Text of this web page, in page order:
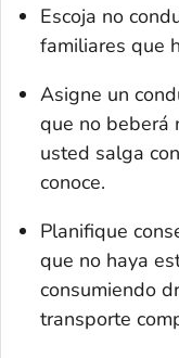
Escoja no
familiares que
Asigne un
que no beberá
usted salga
conoce.
Planifique
que no haya
consumiendo
transporte